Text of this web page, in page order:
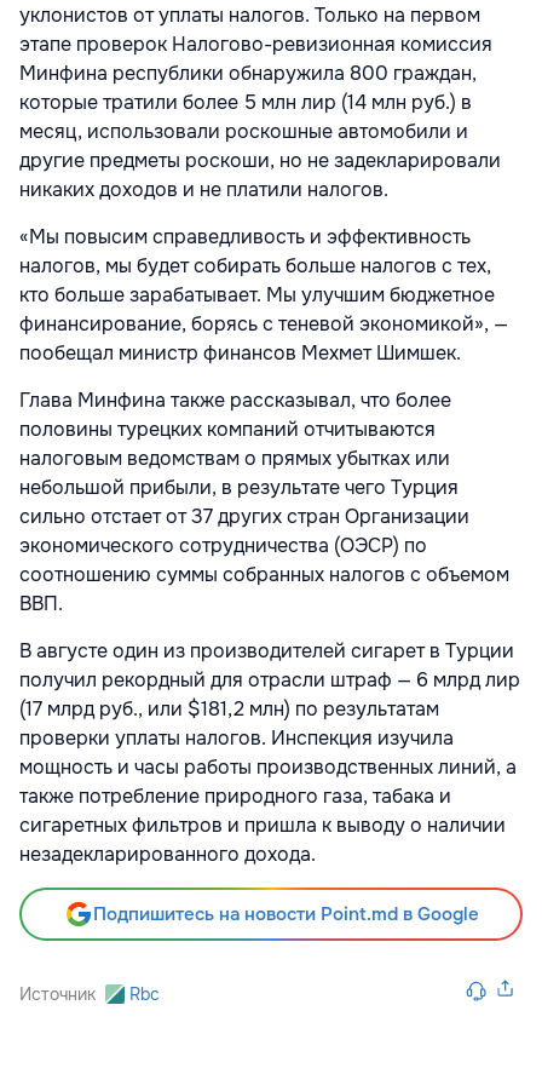
уклонистов от уплаты налогов. Только на первом
этапе проверок Налогово-ревизионная комиссия
Минфина республики обнаружила 800 граждан,
которые тратили более 5 млн лир (14 млн руб.) в
месяц, использовали роскошные автомобили и
другие предметы роскоши, но не задекларировали
никаких доходов и не платили налогов.
«Мы повысим справедливость и эффективность
налогов, мы будет собирать больше налогов с тех,
кто больше зарабатывает. Мы улучшим бюджетное
финансирование, борясь с теневой экономикой», —
пообещал министр финансов Мехмет Шимшек.
Глава Минфина также рассказывал, что более
половины турецких компаний отчитываются
налоговым ведомствам о прямых убытках или
небольшой прибыли, в результате чего Турция
сильно отстает от 37 других стран Организации
экономического сотрудничества (ОЭСР) по
соотношению суммы собранных налогов с объемом
ВВП.
В августе один из производителей сигарет в Турции
получил рекордный для отрасли штраф — 6 млрд лир
(17 млрд руб., или $181,2 млн) по результатам
проверки уплаты налогов. Инспекция изучила
мощность и часы работы производственных линий, а
также потребление природного газа, табака и
сигаретных фильтров и пришла к выводу о наличии
незадекларированного дохода.
Подпишитесь на новости Point.md в Google
Источник Rbc